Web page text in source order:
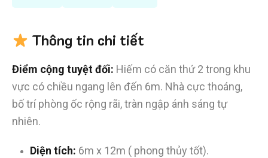
Thông tin chi tiết
Điểm cộng tuyệt đối: Hiếm có căn thứ 2 trong khu
vực có chiều ngang lên đến 6m. Nhà cực thoáng,
bố trí phòng ốc rộng rãi, tràn ngập ánh sáng tự
nhiên.
Diện tích: 6m x 12m ( phong thủy tốt).